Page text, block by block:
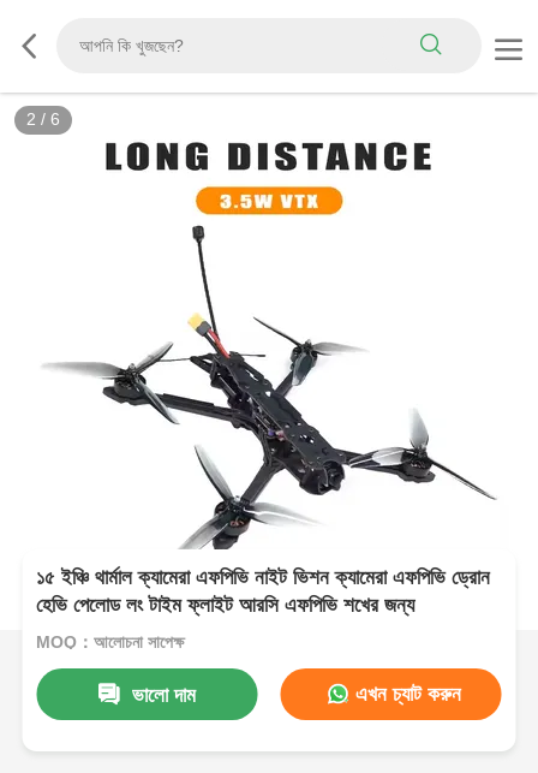
2 / 6
১৫ ইঞ্চি থার্মাল ক্যামেরা এফপিভি নাইট ভিশন ক্যামেরা এফপিভি ড্রোন
হেভি পেলোড লং টাইম ফ্লাইট আরসি এফপিভি শখের জন্য
MOQ：আলোচনা সাপেক্ষ
ভালো দাম এখন চ্যাট করুন